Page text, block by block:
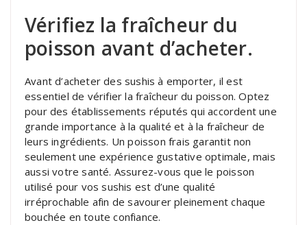
Vérifiez la fraîcheur du
poisson avant d’acheter.
Avant d’acheter des sushis à emporter, il est
essentiel de vérifier la fraîcheur du poisson. Optez
pour des établissements réputés qui accordent une
grande importance à la qualité et à la fraîcheur de
leurs ingrédients. Un poisson frais garantit non
seulement une expérience gustative optimale, mais
aussi votre santé. Assurez-vous que le poisson
utilisé pour vos sushis est d’une qualité
irréprochable afin de savourer pleinement chaque
bouchée en toute confiance.